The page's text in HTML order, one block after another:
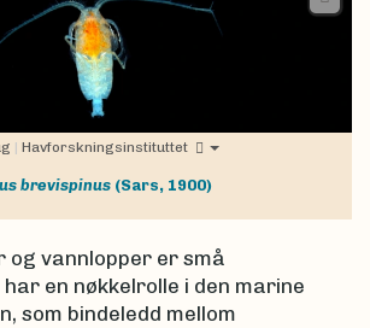
| Havforskningsinstituttet
brevispinus (Sars, 1900)
og vannlopper er små
en nøkkelrolle i den marine
som bindeledd mellom